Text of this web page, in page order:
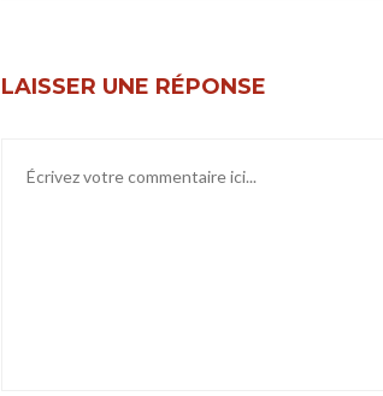
LAISSER UNE RÉPONSE